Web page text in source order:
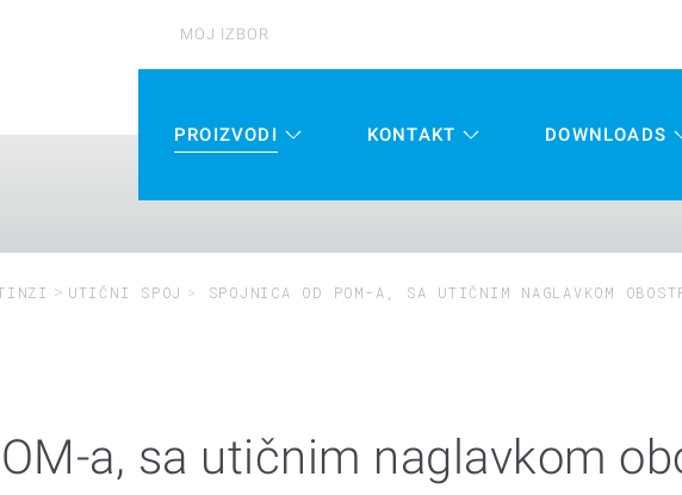
MOJ IZBOR
PROIZVODI KONTAKT DOWNLOADS
UTIČNI SPOJ SPOJNICA OD POM-A, SA UTIČNIM NAGLAVKOM
a, sa utičnim naglavkom